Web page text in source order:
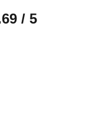
/ 5